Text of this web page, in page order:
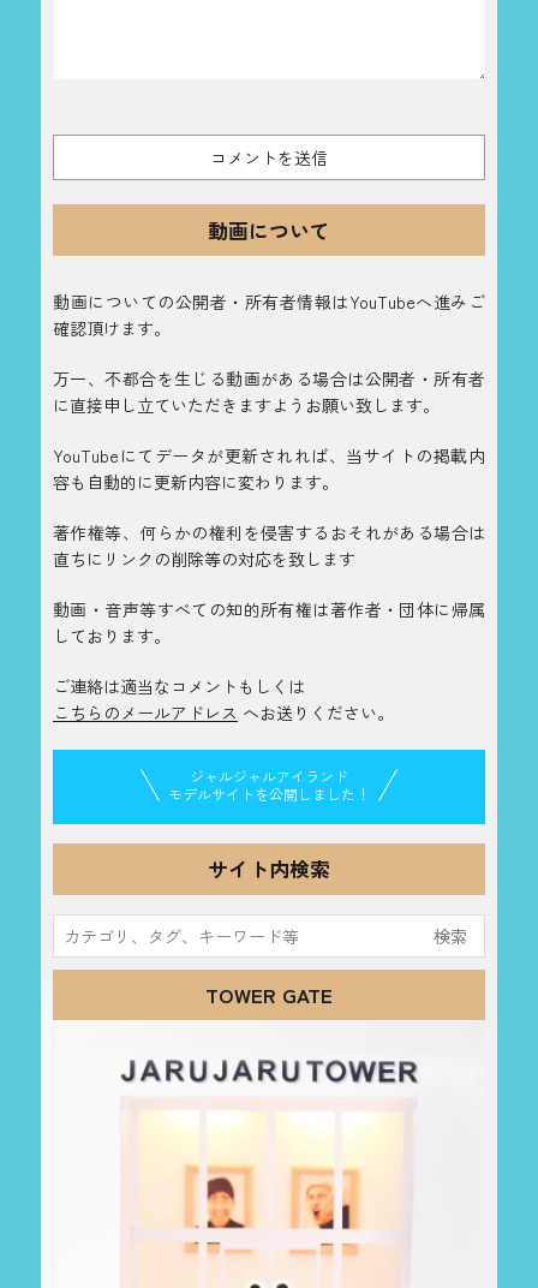
動画について
動画についての公開者・所有者情報はYouTubeへ進みご
確認頂けます。
万一、不都合を生じる動画がある場合は公開者・所有者
に直接申し立ていただきますようお願い致します。
YouTubeにてデータが更新されれば、当サイトの掲載内
容も自動的に更新内容に変わります。
著作権等、何らかの権利を侵害するおそれがある場合は
直ちにリンクの削除等の対応を致します
動画・音声等すべての知的所有権は著作者・団体に帰属
しております。
ご連絡は適当なコメントもしくは
こちらのメールアドレス へお送りください。
ジャルジャルアイランド
モデルサイトを公開しました！
サイト内検索
索:
TOWER GATE